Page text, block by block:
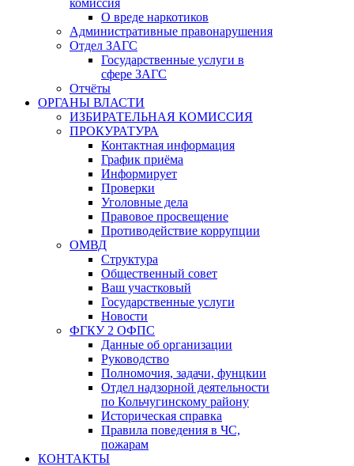
комиссия
О вреде наркотиков
Административные правонарушения
Отдел ЗАГС
Государственные услуги в
сфере ЗАГС
Отчёты
ОРГАНЫ ВЛАСТИ
ИЗБИРАТЕЛЬНАЯ КОМИССИЯ
ПРОКУРАТУРА
Контактная информация
График приёма
Информирует
Проверки
Уголовные дела
Правовое просвещение
Противодействие коррупции
ОМВД
Структура
Общественный совет
Ваш участковый
Государственные услуги
Новости
ФГКУ 2 ОФПС
Данные об организации
Руководство
Полномочия, задачи, фунцкии
Отдел надзорной деятельности
по Кольчугинскому району
Историческая справка
Правила поведения в ЧС,
пожарам
КОНТАКТЫ